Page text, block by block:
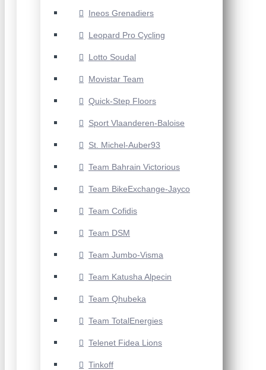
Ineos Grenadiers
Leopard Pro Cycling
Lotto Soudal
Movistar Team
Quick-Step Floors
Sport Vlaanderen-Baloise
St. Michel-Auber93
Team Bahrain Victorious
Team BikeExchange-Jayco
Team Cofidis
Team DSM
Team Jumbo-Visma
Team Katusha Alpecin
Team Qhubeka
Team TotalEnergies
Telenet Fidea Lions
Tinkoff